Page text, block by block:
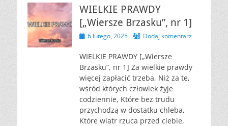
WIELKIE PRAWDY
[„Wiersze Brzasku”, nr 1]
Opublikowano
6 lutego, 2025 Dodaj komentarz
WIELKIE PRAWDY [„Wiersze
Brzasku”, nr 1] Za wielkie prawdy
więcej zapłacić trzeba, Niż za te,
wśród których człowiek żyje
codziennie, Które bez trudu
przychodzą w dostatku chleba,
Które wiatr rzuca przed ciebie,